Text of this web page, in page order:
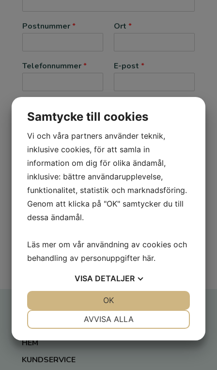
Postnummer* Ort *
Telefonnummer* E-post *
Övrig information
Jag samtycker till att Aneby Miljö & Vatten AB
sparar mina personuppgifter.*
Läs mer om hur vi hanterar dina personuppgifter
HEM
KUNDSERVICE
Samtycke till cookies
Vi och våra partners använder teknik,
inklusive cookies, för att samla in
information om dig för olika ändamål,
inklusive: bättre användarupplevelse,
funktionalitet, statistik och marknadsföring.
Genom att klicka på "OK" samtycker du till
dessa ändamål.
Läs mer om vår användning av cookies och
behandling av personuppgifter här.
VISA DETALJER
AVVISA ALLA
OK